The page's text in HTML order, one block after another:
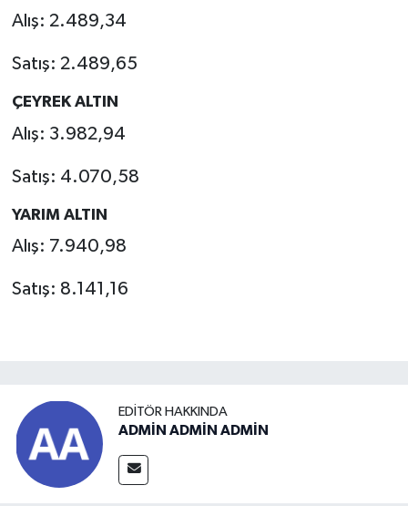
Alış: 2.489,34
Satış: 2.489,65
ÇEYREK ALTIN
Alış: 3.982,94
Satış: 4.070,58
YARIM ALTIN
Alış: 7.940,98
Satış: 8.141,16
EDITÖR HAKKINDA
ADMİN ADMİN ADMİN